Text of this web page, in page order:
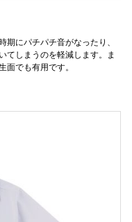
期にパチパチ音がなったり、
てしまうのを軽減します。ま
面でも有用です。